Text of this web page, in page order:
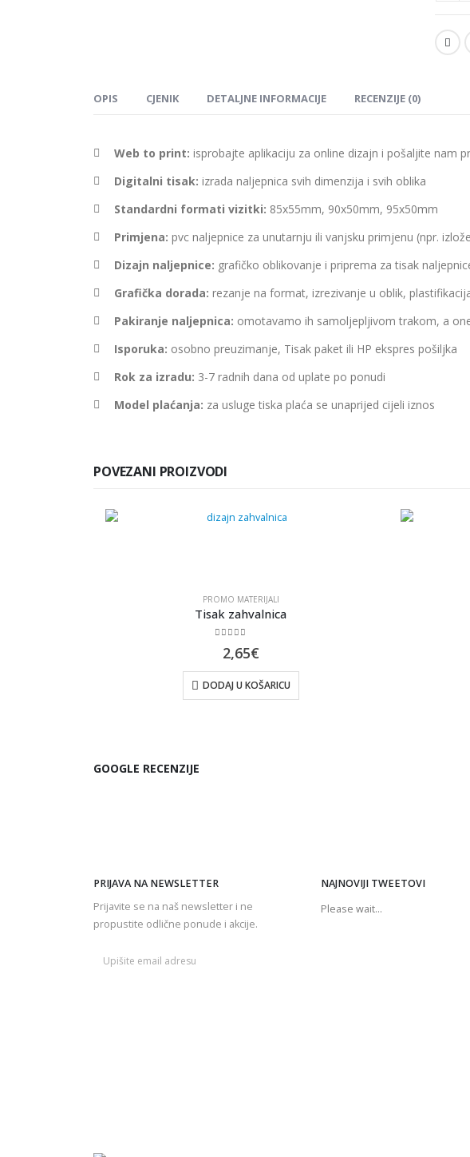
OPIS CJENIK DETALJNE INFORMACIJE RECENZIJE (0)
Web to print: isprobajte aplikaciju za online dizajn i pošaljite nam
Digitalni tisak: izrada naljepnica svih dimenzija i svih oblika
Standardni formati vizitki: 85x55mm, 90x50mm, 95x50mm
Primjena: pvc naljepnice za unutarnju ili vanjsku primjenu (npr.
Dizajn naljepnice: grafičko oblikovanje i priprema za tisak
Grafička dorada: rezanje na format, izrezivanje u oblik,
Pakiranje naljepnica: omotavamo ih samoljepljivom trakom, a
Isporuka: osobno preuzimanje, Tisak paket ili HP ekspres pošiljka
Rok za izradu: 3-7 radnih dana od uplate po ponudi
Model plaćanja: za usluge tiska plaća se unaprijed cijeli iznos
POVEZANI PROIZVODI
PROMO MATERIJALI
Tisak zahvalnica
2,65€
DODAJ U KOŠARICU
GOOGLE RECENZIJE
PRIJAVA NA NEWSLETTER
Prijavite se na naš newsletter i ne
propustite odlične ponude i akcije.
NAJNOVIJI TWEETOVI
Please wait...